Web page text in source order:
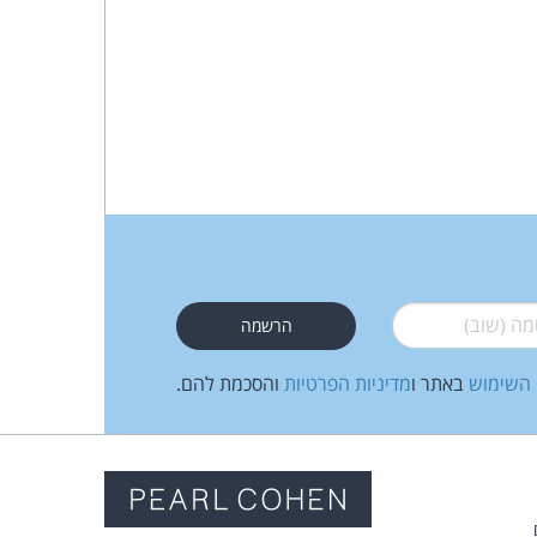
(שוב)*
השימוש באתר ומדיניות הפרטיות והסכמת להם.